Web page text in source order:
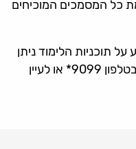
כל המסמכים המוכיחים
תוכניות הלימוד ניתן
לפנות למרכז המידע של המכללה בטלפון 9099* או לעיין